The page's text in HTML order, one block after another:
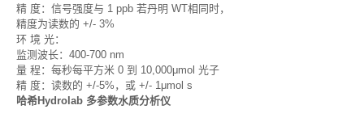
精 度：信号强度与 1 ppb 若丹明 WT相同时，
精度为读数的 +/- 3%
环 境 光：
监测波长：400-700 nm
量 程：每秒每平方米 0 到 10,000μmol 光子
精 度：读数的 +/-5%，或 +/- 1μmol s
哈希Hydrolab 多参数水质分析仪